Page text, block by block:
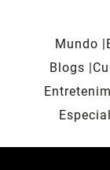
Mundo
Blogs